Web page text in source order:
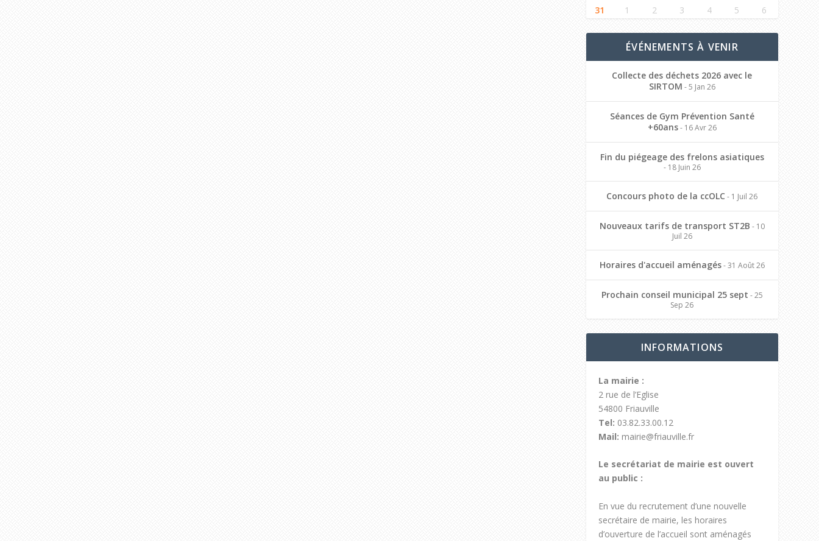
31
1 2 3 4 5 6
ÉVÉNEMENTS À VENIR
Collecte des déchets 2026 avec le
SIRTOM - 5 Jan 26
Séances de Gym Prévention Santé
+60ans- 16 Avr 26
Fin du piégeage des frelons asiatiques
- 18 Juin 26
Concours photo de la ccOLC - 1 Juil 26
Nouveaux tarifs de transport ST2B - 10
Juil 26
Horaires d'accueil aménagés- 31 Août 26
Prochain conseil municipal 25 sept - 25
Sep 26
INFORMATIONS
La mairie :
2 rue de l’Eglise
54800 Friauville
Tel: 03.82.33.00.12
Mail: mairie@friauville.fr
Le secrétariat de mairie est ouvert
au public :
En vue du recrutement d’une nouvelle
secrétaire de mairie, les horaires
d’ouverture de l’accueil sont aménagés